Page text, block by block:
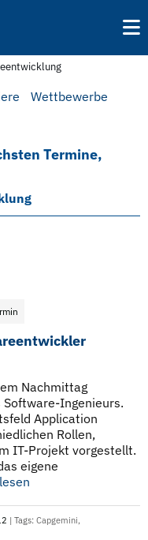
Wettbewerbe
Termine,
Nachmittag
Ingenieurs.
Application
Rollen,
IT-Projekt vorgestellt.
eigene
| Tags: Capgemini,